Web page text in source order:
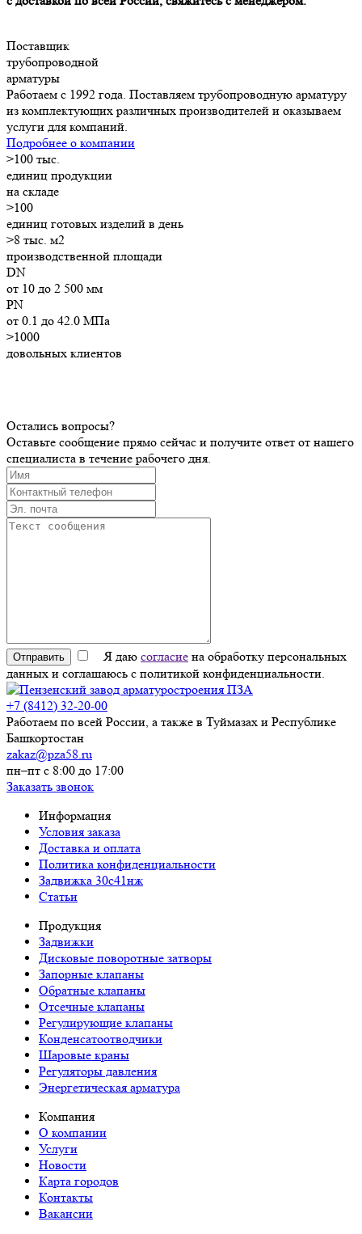
Поставщик
трубопроводной
арматуры
Работаем с 1992 года. Поставляем трубопроводную арматуру
из комплектующих различных производителей и оказываем
услуги для компаний.
Подробнее о компании
>100 тыс.
единиц продукции
на складе
>100
единиц готовых изделий в день
>8 тыс. м2
производственной площади
DN
от 10 до 2 500 мм
PN
от 0.1 до 42.0 МПа
>1000
довольных клиентов
Остались вопросы?
Оставьте сообщение прямо сейчас и получите ответ от нашего
специалиста в течение рабочего дня.
Отправить Я даю согласие на обработку персональных
данных и соглашаюсь с политикой конфиденциальности.
+7 (8412) 32-20-00
Работаем по всей России, а также в Туймазах и Республике
Башкортостан
zakaz@pza58.ru
пн–пт с 8:00 до 17:00
Заказать звонок
Информация
Условия заказа
Доставка и оплата
Политика конфиденциальности
Задвижка 30с41нж
Статьи
Продукция
Задвижки
Дисковые поворотные затворы
Запорные клапаны
Обратные клапаны
Отсечные клапаны
Регулирующие клапаны
Конденсатоотводчики
Шаровые краны
Регуляторы давления
Энергетическая арматура
Компания
О компании
Услуги
Новости
Карта городов
Контакты
Вакансии
Наталья Мадонова
Старший менеджер